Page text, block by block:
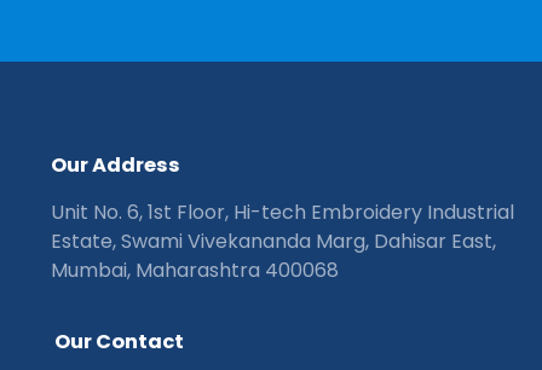
OurAddress
Unit No. 6, 1st Floor, Hi-tech Embroidery Industrial
Estate, Swami Vivekananda Marg, Dahisar East,
Mumbai, Maharashtra 400068
OurContact